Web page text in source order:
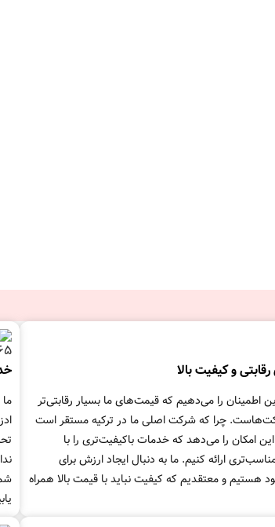
و کیفیت بالا
اطمینان را می‌دهیم که قیمت‌های ما بسیار رقابتی‌تر
چرا که شرکت اصلی ما در ترکیه مستقر است
امکان را می‌دهد که خدمات باکیفیت‌تری را با
ارائه کنیم. ما به دنبال ایجاد ارزش برای
هستیم و معتقدیم که کیفیت نباید با قیمت بالا همراه